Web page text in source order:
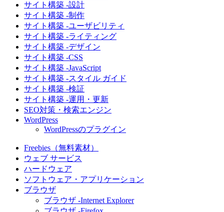
サイト構築 -設計
サイト構築 -制作
サイト構築 -ユーザビリティ
サイト構築 -ライティング
サイト構築 -デザイン
サイト構築 -CSS
サイト構築 -JavaScript
サイト構築 -スタイル ガイド
サイト構築 -検証
サイト構築 -運用・更新
SEO対策・検索エンジン
WordPress
WordPressのプラグイン
Freebies（無料素材）
ウェブ サービス
ハードウェア
ソフトウェア・アプリケーション
ブラウザ
ブラウザ -Internet Explorer